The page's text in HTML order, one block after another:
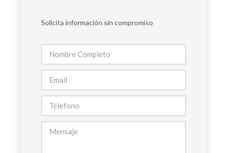
Solicita información sin compromiso